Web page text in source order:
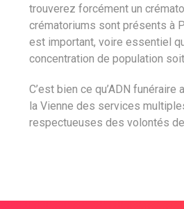
trouverez forcément un
crématoriums sont présents à
est important, voire essentiel
concentration de population
C’est bien ce qu’ADN
la Vienne des services
respectueuses des volontés